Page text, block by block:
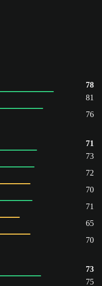
78
81
76
71
73
72
70
71
65
70
73
75